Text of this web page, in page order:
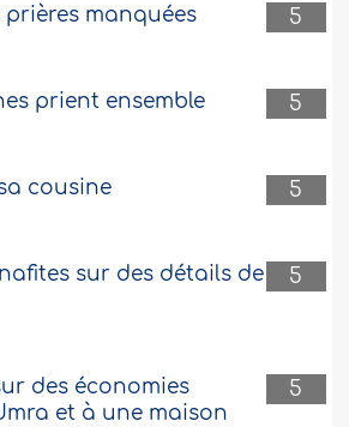
5
manquées
5
prient ensemble
5
cousine
5
sur des détails de
5
des économies
et à une maison